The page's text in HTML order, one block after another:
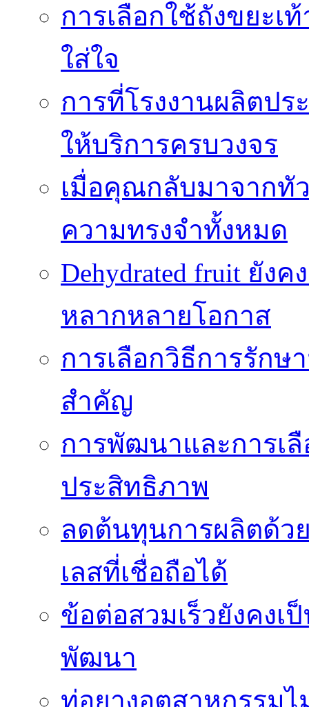
การเลือกใช้ถังขยะเ
ใส่ใจ
การที่โรงงานผลิตป
ให้บริการครบวงจร
เมื่อคุณกลับมาจากทั
ความทรงจำทั้งหมด
Dehydrated fruit ยัง
หลากหลายโอกาส
การเลือกวิธีการรักษ
สำคัญ
การพัฒนาและการเ
ประสิทธิภาพ
ลดต้นทุนการผลิตด้ว
เลสที่เชื่อถือได้
ข้อต่อสวมเร็วยังคง
พัฒนา
ท่อยางอุตสาหกรรม